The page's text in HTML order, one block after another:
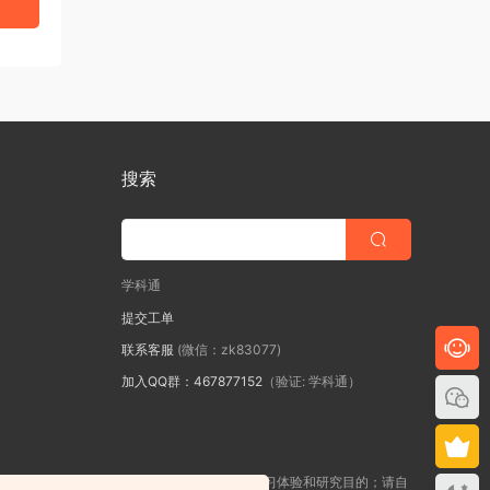
搜索
学科通
提交工单
联系客服 (微信：zk83077)
加入QQ群：467877152（验证: 学科通）
的一切学习教程、软件等资料仅限用于学习体验和研究目的；请自